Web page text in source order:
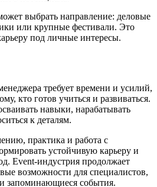
выбрать направление: деловые
или крупные фестивали. Это
под личные интересы.
требует времени и усилий,
кто готов учиться и развиваться.
навыки, нарабатывать
к деталям.
практика и работа с
устойчивую карьеру и
Event-индустрия продолжает
возможности для специалистов,
запоминающиеся события.